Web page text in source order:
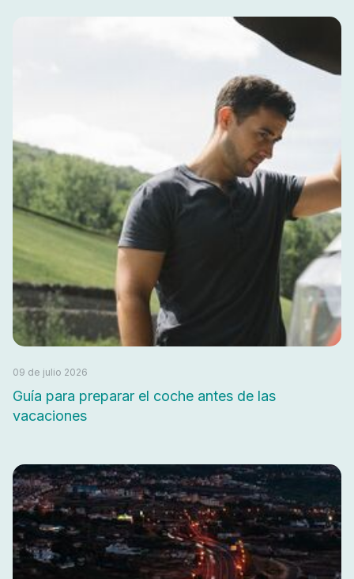
09 de julio 2026
Guía para preparar el coche antes de las
vacaciones